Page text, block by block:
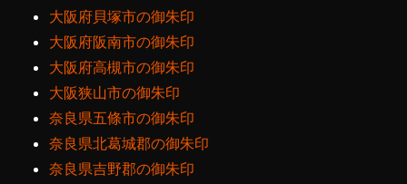
大阪府貝塚市の御朱印
大阪府阪南市の御朱印
大阪府高槻市の御朱印
大阪狭山市の御朱印
奈良県五條市の御朱印
奈良県北葛城郡の御朱印
奈良県吉野郡の御朱印